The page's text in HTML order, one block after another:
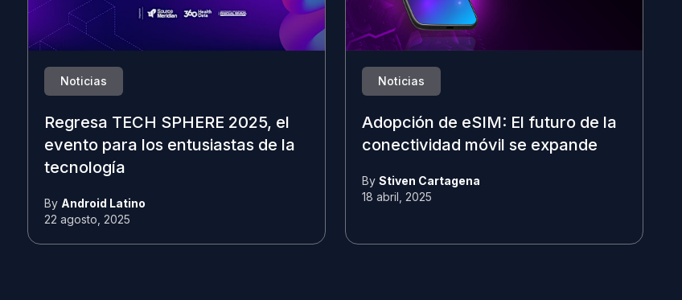
Noticias
Regresa TECH SPHERE 2025, el
evento para los entusiastas de la
tecnología
By Android Latino
22 agosto, 2025
Noticias
Adopción de eSIM: El futuro de la
conectividad móvil se expande
By Stiven Cartagena
18 abril, 2025